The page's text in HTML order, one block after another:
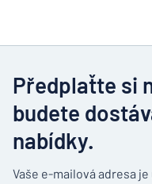
Předplaťte si
budete
nabídky.
Vaše e-mailová adresa